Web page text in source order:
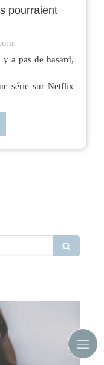
pourraient
a pas de hasard,
série sur Netflix